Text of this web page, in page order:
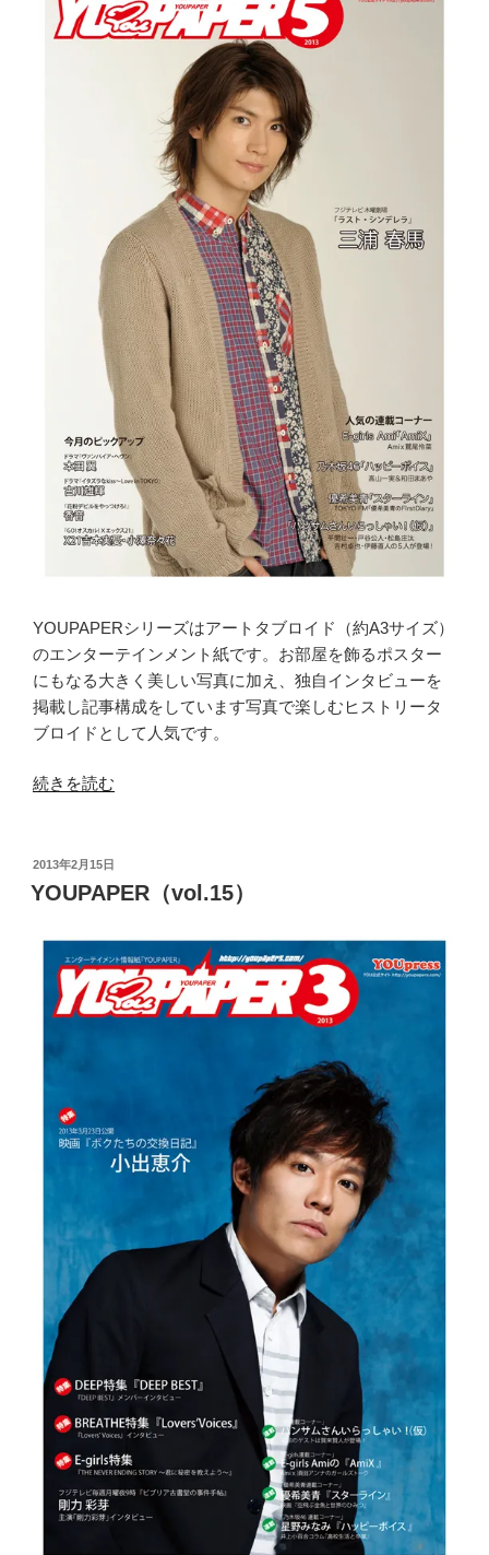
YOUPAPERシリーズはアートタブロイド（約A3サイズ）
のエンターテインメント紙です。お部屋を飾るポスター
にもなる大きく美しい写真に加え、独自インタビューを
掲載し記事構成をしています写真で楽しむヒストリータ
ブロイドとして人気です。
“YOUPAPER（vol.17）”
続きを読む
投
稿
日:
2013年2月15日
YOUPAPER（vol.15）